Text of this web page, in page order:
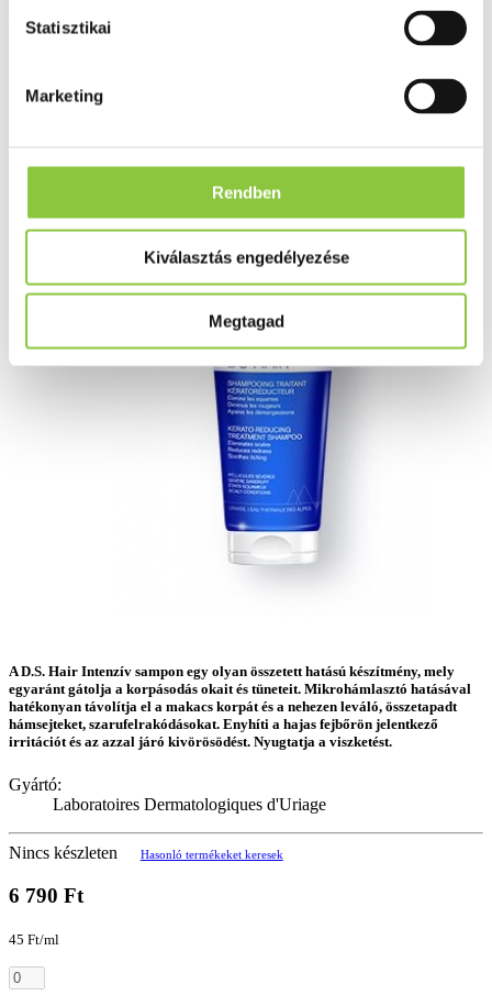
Statisztikai
Marketing
Rendben
Kiválasztás engedélyezése
Megtagad
Uriage DS Hair Intenzív
sampon erősen korpás fejbőrre,
150 ml
A D.S. Hair Intenzív sampon egy olyan összetett hatású készítmény, mely
egyaránt gátolja a korpásodás okait és tüneteit. Mikrohámlasztó hatásával
hatékonyan távolítja el a makacs korpát és a nehezen leváló, összetapadt
hámsejteket, szarufelrakódásokat. Enyhíti a hajas fejbőrön jelentkező
irritációt és az azzal járó kivörösödést. Nyugtatja a viszketést.
Gyártó:
Laboratoires Dermatologiques d'Uriage
Nincs készleten Hasonló termékeket keresek
6 790 Ft
45 Ft/ml